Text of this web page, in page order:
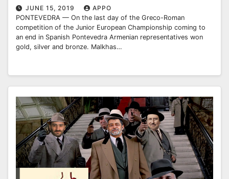
JUNE 15, 2019
APPO
PONTEVEDRA — On the last day of the Greco-Roman
competition of the Junior European Championship coming to
an end in Spanish Pontevedra Armenian representatives won
gold, silver and bronze. Malkhas…